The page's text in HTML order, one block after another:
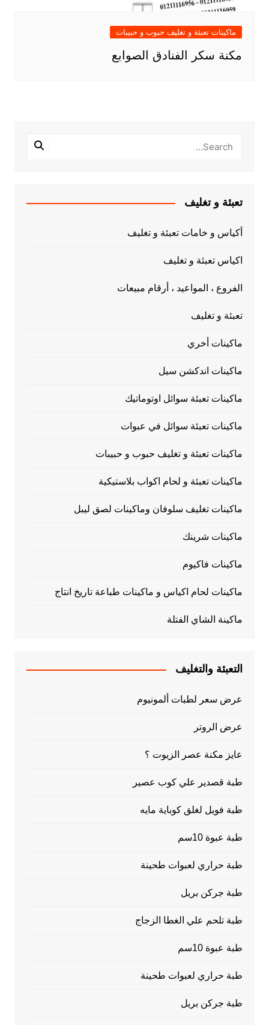
ماكينات تعبئة و تغليف حبوب و حبيبات
مكنة سكر الفنادق الصوابع
تعبئة و تغليف
أكياس و خامات تعبئة و تغليف
اكياس تعبئة و تغليف
الفروع ، المواعيد ، أرقام مبيعات
تعبئة و تغليف
ماكينات أخري
ماكينات اندكشن سيل
ماكينات تعبئة سوائل اوتوماتيك
ماكينات تعبئة سوائل في عبوات
ماكينات تعبئة و تغليف حبوب و حبيبات
ماكينات تعبئة و لحام اكواب بلاستيكية
ماكينات تغليف سلوفان وماكينات لصق ليبل
ماكينات شرينك
ماكينات فاكيوم
ماكينات لحام اكياس و ماكينات طباعة تاريخ انتاج
ماكينة الشاي الفتلة
التعبئة والتغليف
عرض سعر لطبات ألمونيوم
عرض الروتر
عايز مكنة عصر الزيوت ؟
طبة قصدير علي كوب عصير
طبة فويل لغلق كوباية مايه
طبة عبوة 10سم
طبة حراري لعبوات طحينة
طبة جركن بريل
طبة تلحم علي الغطا الزجاج
طبة عبوة 10سم
طبة حراري لعبوات طحينة
طبة جركن بريل